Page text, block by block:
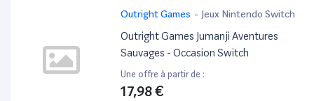
Outright Games - Jeux Nintendo Switch
Outright Games Jumanji Aventures
Sauvages - Occasion Switch
Une offre à partir de :
17,98 €